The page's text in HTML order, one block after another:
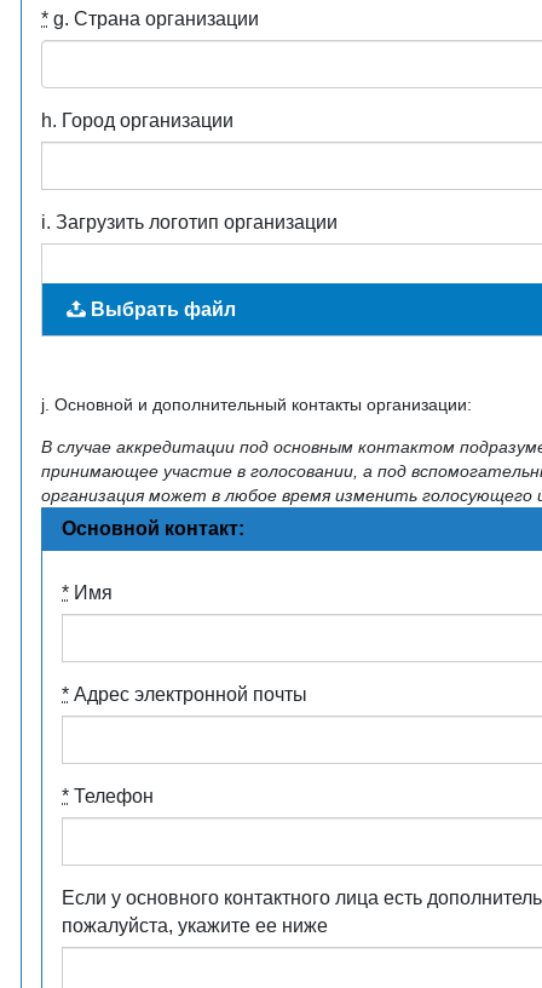
* g. Страна организации
h. Город организации
i. Загрузить логотип организации
Выбрать файл
j. Основной и дополнительный контакты организации:
В случае аккредитации под основным контактом
принимающее участие в голосовании, а под
организация может в любое время изменить
Основной контакт:
* Имя
* Адрес электронной почты
* Телефон
Если у основного контактного лица есть
пожалуйста, укажите ее ниже